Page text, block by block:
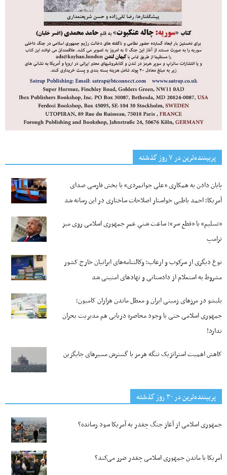
پربیننده‌ترین‌ در ۷ روز گذشته
پایان دادن به همکاری «علی جوانمردی» با بخش فارسی صدای
آمریکا؛ احمد باطبی خواستار اصلاحات ساختاری در این رسانه شد
«تسلیم» یا «قطع سر»؛ ساعت شنیِ عمرِ جمهوری اسلامی روی میز
ترامپ
نوع دیگری از سرکوب و ارعاب؛ وکالتنامه‌های ایرانیان خارج کشور
مشروط به استعلام از دادستانی و نهادهای امنیتی شد
بلبشو در مرزهای زمینی ایران و معطل ماندن هزاران کامیون؛
جمهوری اسلامی حتی با وجود محاصره دریایی هم مدیریت بحران
ندارد!
کاهش اهمیت استراتژیک تنگه‌ هرمز با گسترش مسیرهای جایگزین
پربیننده‌ترین‌ در ۳۰ روز گذشته
جمهوری اسلامی از آغاز جنگ چقدر به آمریکا سود رسانده؟
آمریکا با ماندن جمهوری اسلامی چقدر ضرر می‌کند؟